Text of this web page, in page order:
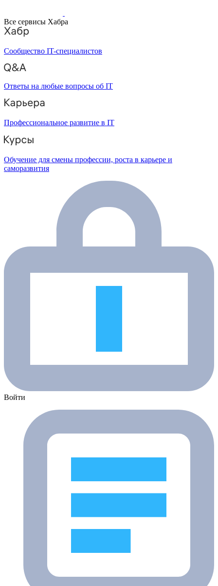
Все сервисы Хабра
Сообщество IT-специалистов
Ответы на любые вопросы об IT
Профессиональное развитие в IT
Обучение для смены профессии, роста в карьере и
саморазвития
Войти